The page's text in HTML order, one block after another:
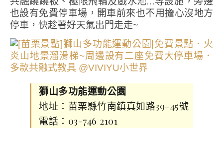
也設有免費停車場，開車前來也不用擔心沒地方
停車，快趁著好天氣出門走走~
獅山多功能運動公園
地址：苗栗縣竹南鎮真如路39-45號
電話：03-746 2101